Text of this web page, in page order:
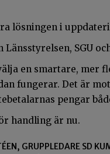
lösningen i
Länsstyrelsen, SGU
en smartare, mer
fungerar. Det är
pengar
handling är nu.
GRUPPLEDARE SD